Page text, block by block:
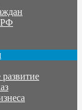
РФ